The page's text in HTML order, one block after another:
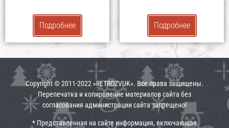
Подробнее Подробнее
Copyright © 2011-2022 «RETROZVUK». Все права защищены.
Перепечатка и копирование материалов сайта без
согласования администрации сайта запрещено!
* Представленная на сайте информация, включающая